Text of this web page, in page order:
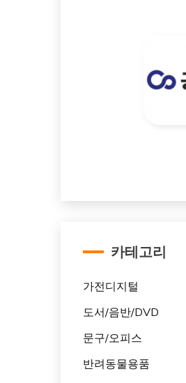
카테고리
가전디지털
도서/음반/DVD
문구/오피스
반려동물용품